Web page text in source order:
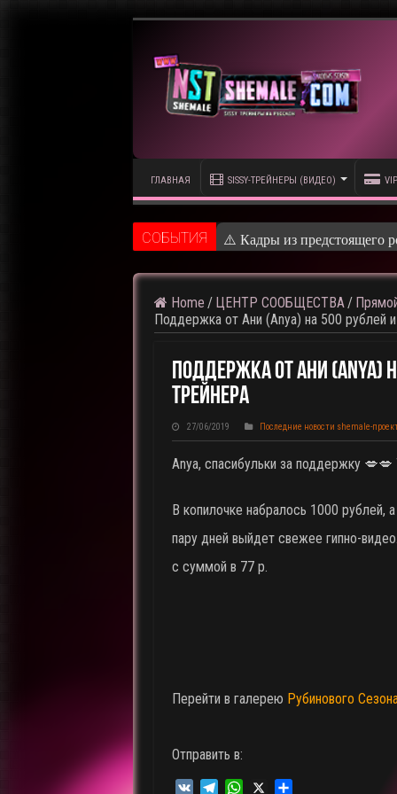
ГЛАВНАЯ SISSY-ТРЕЙНЕРЫ (ВИДЕО)
CОБЫТИЯ ⚠️ Кадры из предстоящего
Home / ЦЕНТР СООБЩЕСТВА /
Поддержка от Ани (Anya) на 500 рублей
Поддержка От Ани (Anya)
Трейнера
27/06/2019 Последние новости shemale-
Anya, спасибульки за поддержку
В копилочке набралось 1000 рублей,
пару дней выйдет свежее гипно-
с суммой в 77 р.
Перейти в галерею Рубинового
Отправить в: